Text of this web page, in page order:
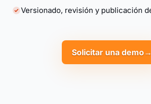
Versionado, revisión y publicación
Solicitar una demo→